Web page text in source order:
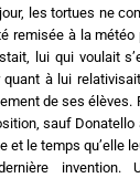
les tortues ne
remisée à la
lui qui voulait
quant à lui
de ses
sauf
et le temps qu’elle
invention.